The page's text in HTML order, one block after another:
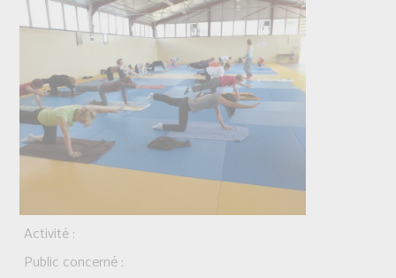
Activité :
Public concerné :